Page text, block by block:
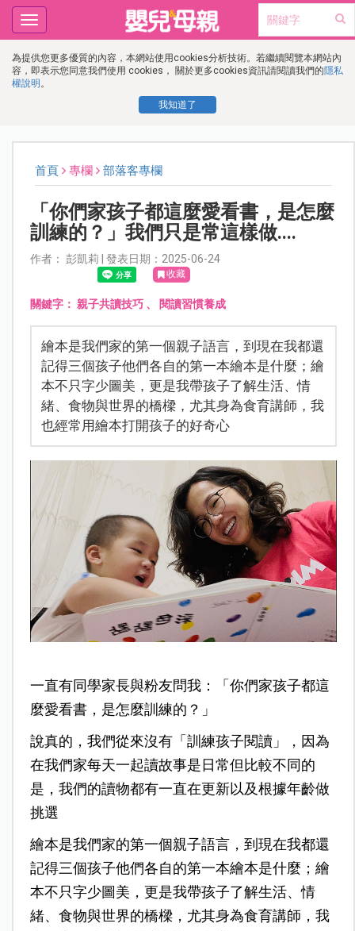
為提供您更多優質的內容，本網站使用cookies分析技術。若繼續閱覽本網站內
容，即表示您同意我們使用 cookies， 關於更多cookies資訊請閱讀我們的隱私
權說明 。
我知道了
Toggle
navigation
首頁 專欄 部落客專欄
「你們家孩子都這麼愛看書，是怎麼
訓練的？」我們只是常這樣做....
作者： 彭凱莉 | 發表日期：2025-06-24
收藏
關鍵字： 親子共讀技巧、 閱讀習慣養成
繪本是我們家的第一個親子語言，到現在我都還
記得三個孩子他們各自的第一本繪本是什麼；繪
本不只字少圖美，更是我帶孩子了解生活、情
緒、食物與世界的橋樑，尤其身為食育講師，我
也經常用繪本打開孩子的好奇心
一直有同學家長與粉友問我：「你們家孩子都這
麼愛看書，是怎麼訓練的？」
說真的，我們從來沒有「訓練孩子閱讀」，因為
在我們家每天一起讀故事是日常但比較不同的
是，我們的讀物都有一直在更新以及根據年齡做
挑選
繪本是我們家的第一個親子語言，到現在我都還
記得三個孩子他們各自的第一本繪本是什麼；繪
本不只字少圖美，更是我帶孩子了解生活、情
緒、食物與世界的橋樑，尤其身為食育講師，我